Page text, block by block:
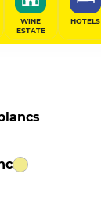
WINE
ESTATE
HOTELS
Champagne